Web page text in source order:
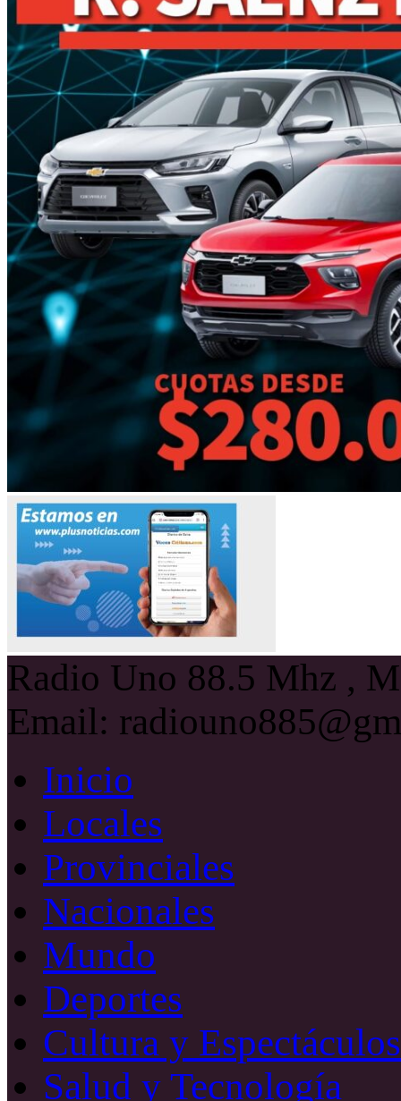
Radio Uno 88.5 Mhz ,
Email:
Inicio
Locales
Provinciales
Nacionales
Mundo
Deportes
Cultura y Espectáculos
Salud y Tecnología